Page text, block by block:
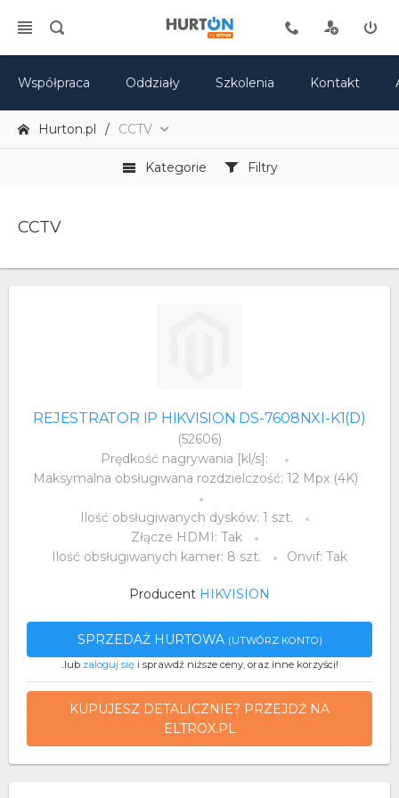
Współpraca Oddziały Szkolenia Kontakt
Hurton.pl CCTV
Kategorie Filtry
CCTV
REJESTRATOR IP HIKVISION DS-7608NXI-K1(D)
(52606)
Prędkość nagrywania [kl/s]:
Maksymalna obsługiwana rozdzielczość: 12 Mpx (4K)
Ilość obsługiwanych dysków: 1 szt.
Złącze HDMI: Tak
Ilość obsługiwanych kamer: 8 szt.
Onvif: Tak
Producent HIKVISION
SPRZEDAŻ HURTOWA (UTWÓRZ KONTO)
..lub zaloguj się i sprawdź niższe ceny, oraz inne korzyści!
KUPUJESZ DETALICZNIE? PRZEJDŹ NA
ELTROX.PL